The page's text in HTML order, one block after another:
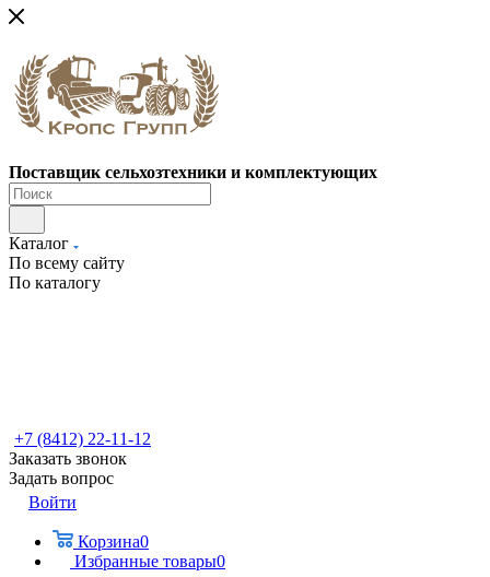
Поставщик сельхозтехники и комплектующих
Каталог
По всему сайту
По каталогу
+7 (8412) 22-11-12
Заказать звонок
Задать вопрос
Войти
Корзина0
Избранные товары0